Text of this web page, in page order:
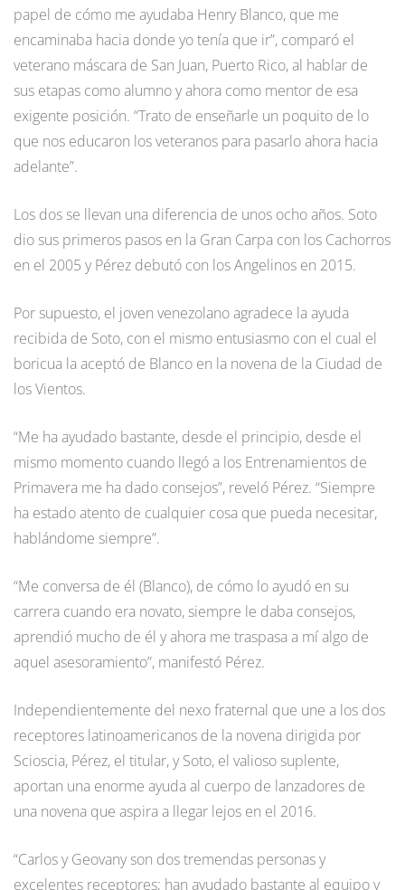
papel de cómo me ayudaba Henry Blanco, que me
encaminaba hacia donde yo tenía que ir”, comparó el
veterano máscara de San Juan, Puerto Rico, al hablar de
sus etapas como alumno y ahora como mentor de esa
exigente posición. “Trato de enseñarle un poquito de lo
que nos educaron los veteranos para pasarlo ahora hacia
adelante”.
Los dos se llevan una diferencia de unos ocho años. Soto
dio sus primeros pasos en la Gran Carpa con los Cachorros
en el 2005 y Pérez debutó con los Angelinos en 2015.
Por supuesto, el joven venezolano agradece la ayuda
recibida de Soto, con el mismo entusiasmo con el cual el
boricua la aceptó de Blanco en la novena de la Ciudad de
los Vientos.
“Me ha ayudado bastante, desde el principio, desde el
mismo momento cuando llegó a los Entrenamientos de
Primavera me ha dado consejos”, reveló Pérez. “Siempre
ha estado atento de cualquier cosa que pueda necesitar,
hablándome siempre”.
“Me conversa de él (Blanco), de cómo lo ayudó en su
carrera cuando era novato, siempre le daba consejos,
aprendió mucho de él y ahora me traspasa a mí algo de
aquel asesoramiento”, manifestó Pérez.
Independientemente del nexo fraternal que une a los dos
receptores latinoamericanos de la novena dirigida por
Scioscia, Pérez, el titular, y Soto, el valioso suplente,
aportan una enorme ayuda al cuerpo de lanzadores de
una novena que aspira a llegar lejos en el 2016.
“Carlos y Geovany son dos tremendas personas y
excelentes receptores; han ayudado bastante al equipo y